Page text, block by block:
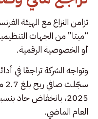
تزامن النزاع مع الهيئة
“ميتا” من الجهات
أو الخصوصية الرقمية.
وتواجه الشركة تراجعًا في
العام الماضي.